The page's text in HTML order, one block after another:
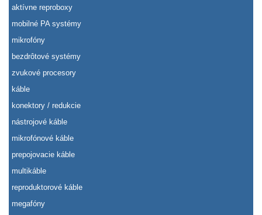
aktívne reproboxy
mobilné PA systémy
mikrofóny
bezdrôtové systémy
zvukové procesory
káble
konektory / redukcie
nástrojové káble
mikrofónové káble
prepojovacie káble
multikáble
reproduktorové káble
megafóny